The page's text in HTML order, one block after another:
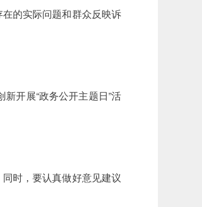
的实际问题和群众反映诉
新开展“政务公开主题日”活
时，要认真做好意见建议